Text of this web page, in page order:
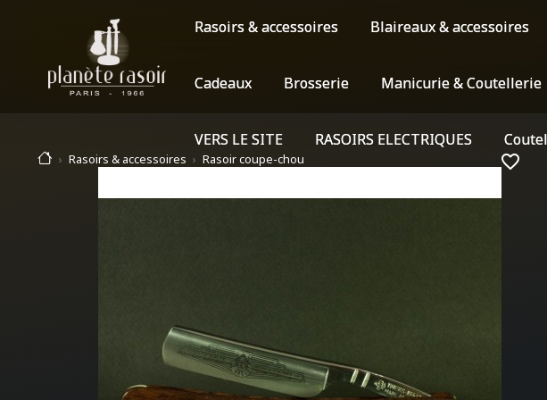
Rasoirs & accessoires Blaireaux & accessoires
Cadeaux Brosserie Manicurie & Coutellerie
VERS LE SITE RASOIRS ELECTRIQUES
Rasoirs & accessoires Rasoir coupe-chou favorite_border